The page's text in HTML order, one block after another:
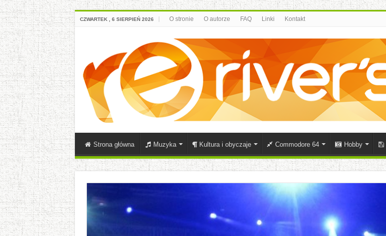
CZWARTEK , 6 SIERPIEŃ 2026 O stronie O autorze FAQ Linki Kontakt
Strona główna Muzyka Kultura i obyczaje Commodore 64 Hobby